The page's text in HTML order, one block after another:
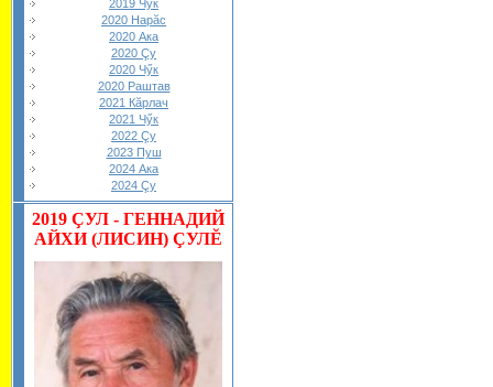
2019 Чӳк
2020 Нарăс
2020 Ака
2020 Çу
2020 Чӳк
2020 Раштав
2021 Кăрлач
2021 Чӳк
2022 Çу
2023 Пуш
2024 Ака
2024 Çу
2019 ÇУЛ - ГЕННАДИЙ
АЙХИ (ЛИСИН) ÇУЛĔ